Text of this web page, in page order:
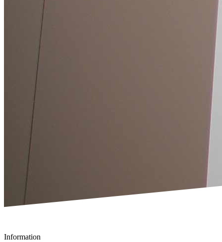
Information